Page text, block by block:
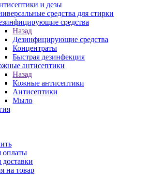
и дезы
средства для стирки
средства
Назад
Дезинфицирующие средства
Концентраты
Быстрая дезинфекция
антисептики
Назад
Кожные антисептики
Антисептики
Мыло
оплаты
доставки
на товар